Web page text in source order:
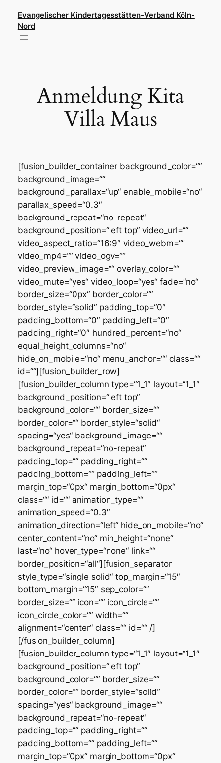
Inhalt
Evangelischer Kindertagesstätten-Verband Köln-
Nord
Anmeldung Kita
Villa Maus
[fusion_builder_container background_color=““
background_image=““
background_parallax=“up“ enable_mobile=“no“
parallax_speed=“0.3″
background_repeat=“no-repeat“
background_position=“left top“ video_url=““
video_aspect_ratio=“16:9″ video_webm=““
video_mp4=““ video_ogv=““
video_preview_image=““ overlay_color=““
video_mute=“yes“ video_loop=“yes“ fade=“no“
border_size=“0px“ border_color=““
border_style=“solid“ padding_top=“0″
padding_bottom=“0″ padding_left=“0″
padding_right=“0″ hundred_percent=“no“
equal_height_columns=“no“
hide_on_mobile=“no“ menu_anchor=““ class=““
id=““][fusion_builder_row]
[fusion_builder_column type=“1_1″ layout=“1_1″
background_position=“left top“
background_color=““ border_size=““
border_color=““ border_style=“solid“
spacing=“yes“ background_image=““
background_repeat=“no-repeat“
padding_top=““ padding_right=““
padding_bottom=““ padding_left=““
margin_top=“0px“ margin_bottom=“0px“
class=““ id=““ animation_type=““
animation_speed=“0.3″
animation_direction=“left“ hide_on_mobile=“no“
center_content=“no“ min_height=“none“
last=“no“ hover_type=“none“ link=““
border_position=“all“][fusion_separator
style_type=“single solid“ top_margin=“15″
bottom_margin=“15″ sep_color=““
border_size=““ icon=““ icon_circle=““
icon_circle_color=““ width=““
alignment=“center“ class=““ id=““ /]
[/fusion_builder_column]
[fusion_builder_column type=“1_1″ layout=“1_1″
background_position=“left top“
background_color=““ border_size=““
border_color=““ border_style=“solid“
spacing=“yes“ background_image=““
background_repeat=“no-repeat“
padding_top=““ padding_right=““
padding_bottom=““ padding_left=““
margin_top=“0px“ margin_bottom=“0px“